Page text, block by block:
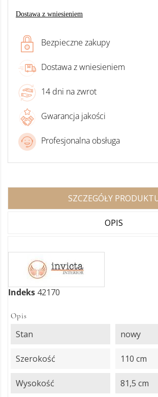
Dostawa z wniesieniem
Bezpieczne zakupy
Dostawa z wniesieniem
14 dni na zwrot
Gwarancja jakości
Profesjonalna obsługa
SZCZEGÓŁY
OPIS
Indeks 42170
Opis
Stan nowy
Szerokość 110 cm
Wysokość 81,5 cm